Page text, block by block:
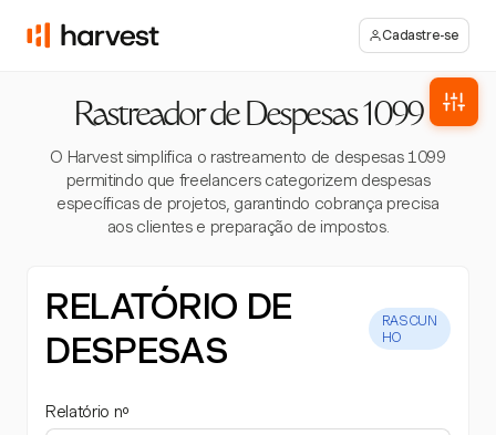
Cadastre-se
Rastreador de Despesas 1099
O Harvest simplifica o rastreamento de despesas 1099
permitindo que freelancers categorizem despesas
específicas de projetos, garantindo cobrança precisa
aos clientes e preparação de impostos.
RELATÓRIO DE
DESPESAS
RASCUN
HO
Relatório nº